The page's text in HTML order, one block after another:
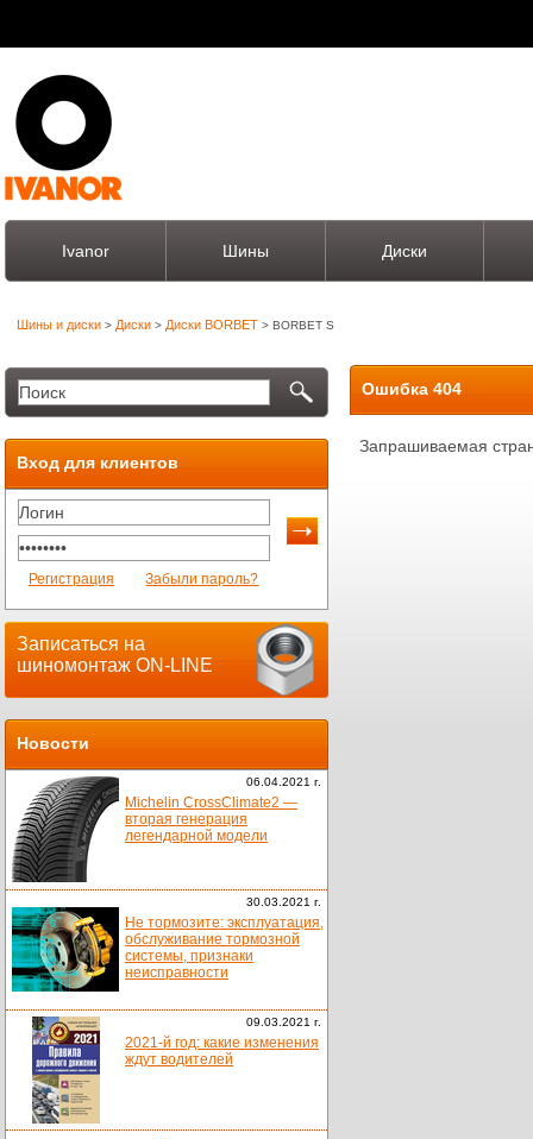
Ivanor Шины Диски
Шины и диски > Диски > Диски BORBET > BORBET S
Вход для клиентов
Регистрация Забыли пароль?
Записаться на
шиномонтаж ON-LINE
Новости
06.04.2021 г.
Michelin CrossClimate2 —
вторая генерация
легендарной модели
30.03.2021 г.
Не тормозите: эксплуатация,
обслуживание тормозной
системы, признаки
неисправности
09.03.2021 г.
2021-й год: какие изменения
ждут водителей
Ошибка 404
Запрашиваемая